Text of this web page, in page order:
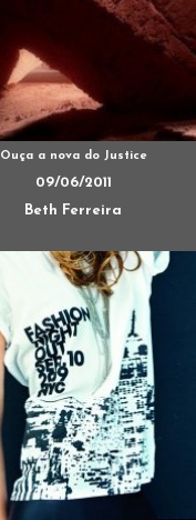
Ouça a nova do Justice
09/06/2011
Beth Ferreira